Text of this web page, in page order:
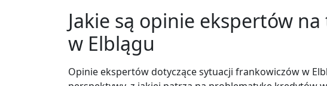
Jakie są opinie ekspertów
w Elblągu
Opinie ekspertów dotyczące sytuacji frankowiczów w